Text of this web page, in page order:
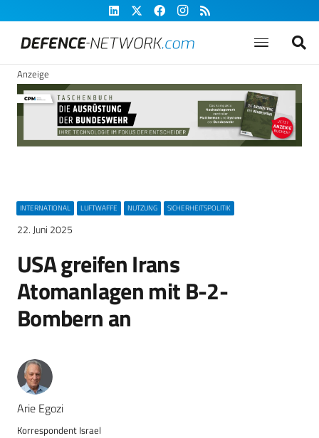
Anzeige
INTERNATIONAL LUFTWAFFE NUTZUNG SICHERHEITSPOLITIK
22. Juni 2025
USA greifen Irans
Atomanlagen mit B-2-
Bombern an
Arie Egozi
Korrespondent Israel